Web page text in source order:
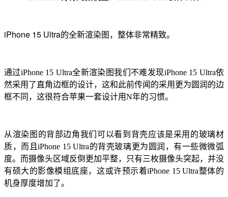
iPhone 15 Ultra的全新渲染图，整体非常精致。
通过iPhone 15 Ultra全新渲染图我们不难发现iPhone 15 Ultra依
然采用了直角边框的设计，这和此前传闻的采用更为圆润的边
框不同，这很符合苹果一套设计用N年的习惯。
从渲染图的背部边角我们可以看到背壳应该是采用的玻璃材
质，而且iPhone 15 Ultra的背壳玻璃更为圆润，有一些微微弧
度。而摄像头区域反倒更加平整，只有三枚摄像头突起，并没
有硕大的影像模组底座，这或许预示着iPhone 15 Ultra整体的
机身厚度增加了。